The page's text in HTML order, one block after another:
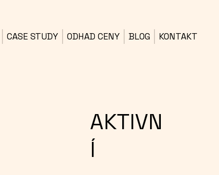
CASE STUDY ODHAD CENY BLOG KONTAKT
AKTIVN
Í